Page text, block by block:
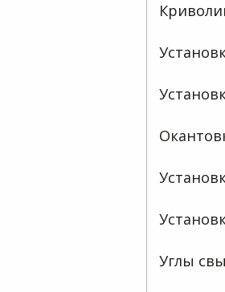
Углы